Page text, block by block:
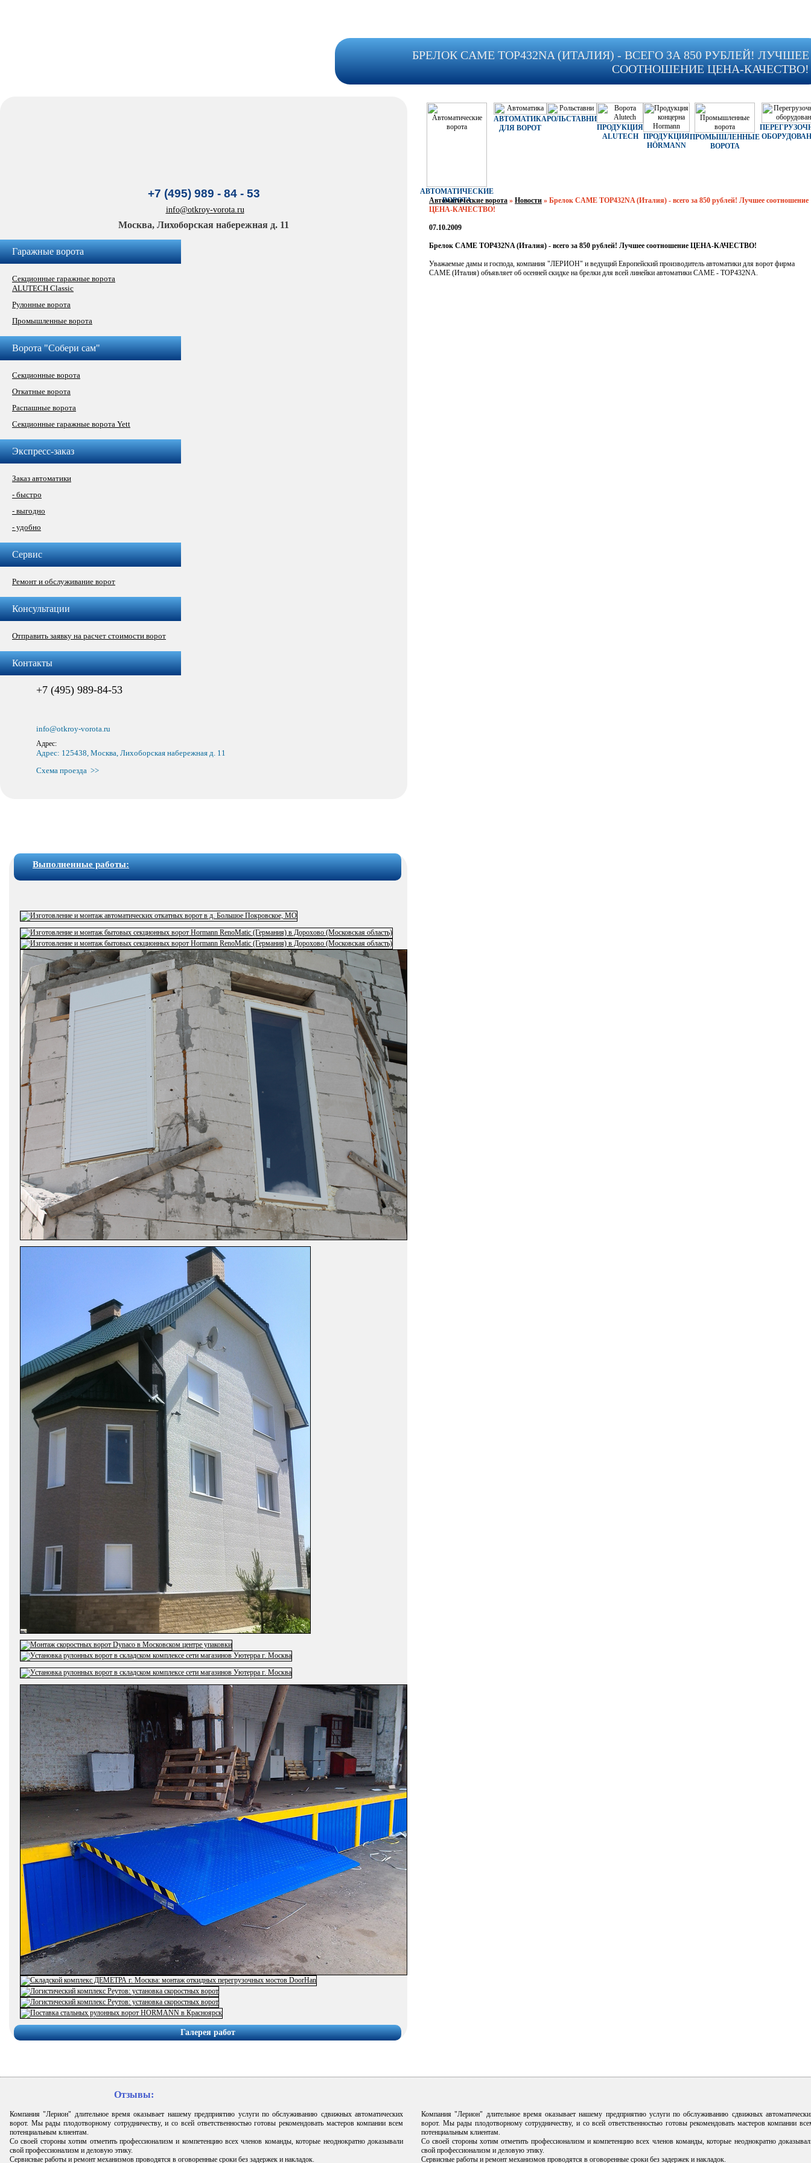
БРЕЛОК CAME TOP432NA (ИТАЛИЯ) - ВСЕГО ЗА 850 РУБЛЕЙ! ЛУЧШЕЕ
СООТНОШЕНИЕ ЦЕНА-КАЧЕСТВО!
+7 (495) 989 - 84 - 53
info@otkroy-vorota.ru
Москва, Лихоборская набережная д. 11
Гаражные ворота
Секционные гаражные ворота
ALUTECH Classic
Рулонные ворота
Промышленные ворота
Ворота "Собери сам"
Секционные ворота
Откатные ворота
Распашные ворота
Секционные гаражные ворота Yett
Экспресс-заказ
Заказ автоматики
- быстро
- выгодно
- удобно
Сервис
Ремонт и обслуживание ворот
Консультации
Отправить заявку на расчет стоимости ворот
Контакты
+7 (495) 989-84-53
info@otkroy-vorota.ru
Адрес:
Адрес: 125438, Москва, Лихоборская набережная д. 11
Схема проезда >>
Выполненные работы:
Галерея работ
АВТОМАТИЧЕСКИЕ
ВОРОТА
АВТОМАТИКА
ДЛЯ ВОРОТ
РОЛЬСТАВНИ
ПРОДУКЦИЯ
ALUTECH
ПРОДУКЦИЯ
HÖRMANN
ПРОМЫШЛЕННЫЕ
ВОРОТА
Автоматические ворота » Новости » Брелок CAME TOP432NA (Италия) - всего за 850 рублей! Лучшее соотношение
ЦЕНА-КАЧЕСТВО!
07.10.2009
Брелок CAME TOP432NA (Италия) - всего за 850 рублей! Лучшее соотношение ЦЕНА-КАЧЕСТВО!
Уважаемые дамы и господа, компания "ЛЕРИОН" и ведущий Европейский производитель автоматики для ворот фирма
CAME (Италия) объявляет об осенней скидке на брелки для всей линейки автоматики CAME - TOP432NA.
Отзывы:
Компания "Лерион" длительное время оказывает нашему предприятию услуги по обслуживанию сдвижных автоматических
ворот. Мы рады плодотворному сотрудничеству, и со всей ответственностью готовы рекомендовать мастеров компании всем
потенциальным клиентам.
Со своей стороны хотим отметить профессионализм и компетенцию всех членов команды, которые неоднократно доказывали
свой профессионализм и деловую этику.
Сервисные работы и ремонт механизмов проводятся в оговоренные сроки без задержек и накладок.
Компания "Лерион" длительное время оказывает нашему предприятию услуги по обслуживанию сдвижных
ворот. Мы рады плодотворному сотрудничеству, и со всей ответственностью готовы рекомендовать мастеров компании
потенциальным клиентам.
Со своей стороны хотим отметить профессионализм и компетенцию всех членов команды, которые неоднократно
свой профессионализм и деловую этику.
Сервисные работы и ремонт механизмов проводятся в оговоренные сроки без задержек и накладок.